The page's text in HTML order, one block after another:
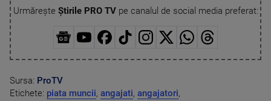
Urmărește Știrile PRO TVpe canalul de social media preferat:
Sursa: ProTV
Etichete: piata muncii, angajati, angajatori,